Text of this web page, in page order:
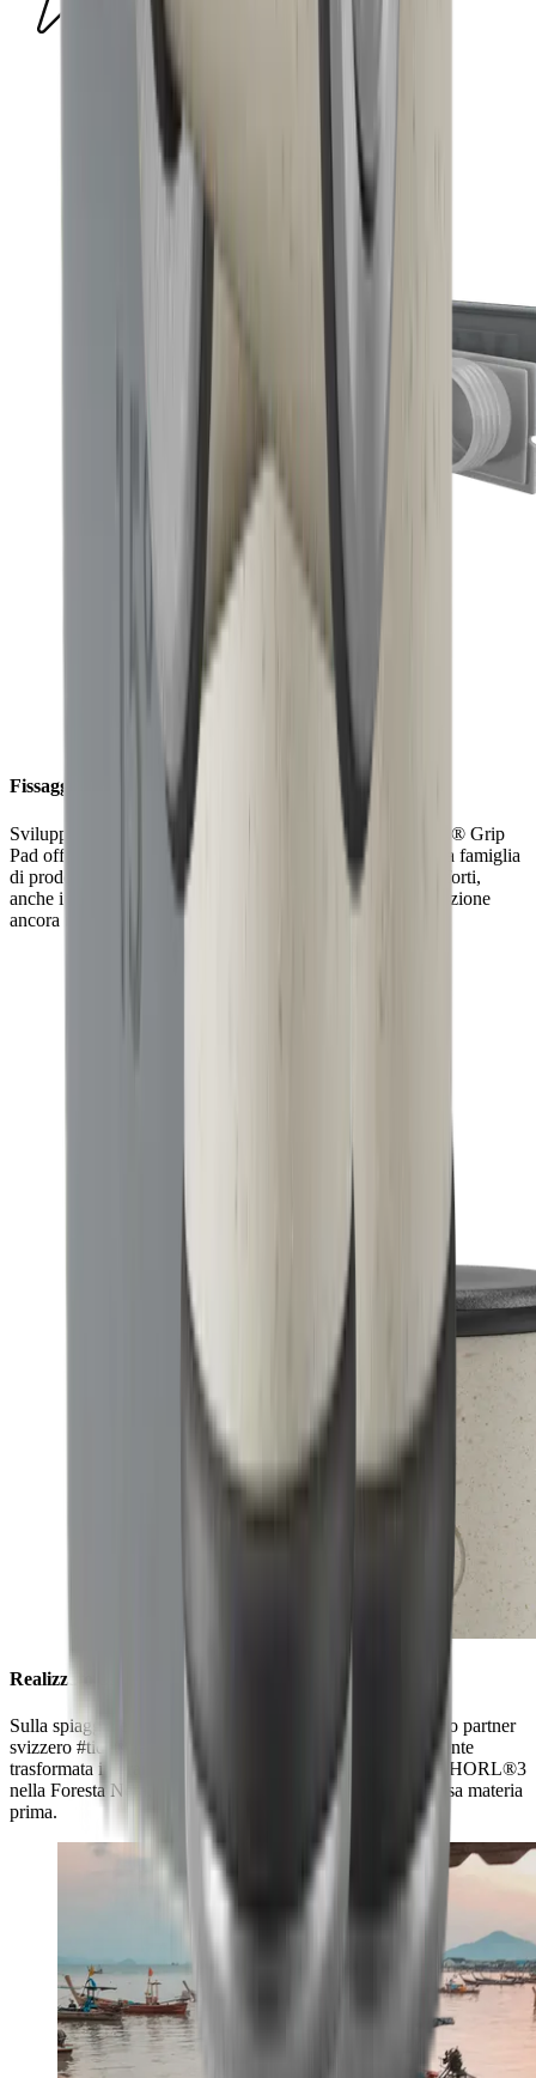
Fissaggio sicuro con la massima forza adesiva
Sviluppato per una forza adesiva ancora più forte, l'HORL® Grip
Pad offre fino al 70% di presa in più rispetto all'S-Pad della famiglia
di prodotti HORL®2. In combinazione con magneti ultra forti,
anche i coltelli più piccoli possono ora essere tenuti in posizione
ancora migliore.
Realizzato da materiale oceanico
Sulla spiaggia e fino a 50 chilometri nell'entroterra, il nostro partner
svizzero #tide® raccoglie la plastica, che viene accuratamente
trasformata in granulato. Lo usiamo per produrre il Cruise HORL®3
nella Foresta Nera, che dà un nuovo significato alla preziosa materia
prima.